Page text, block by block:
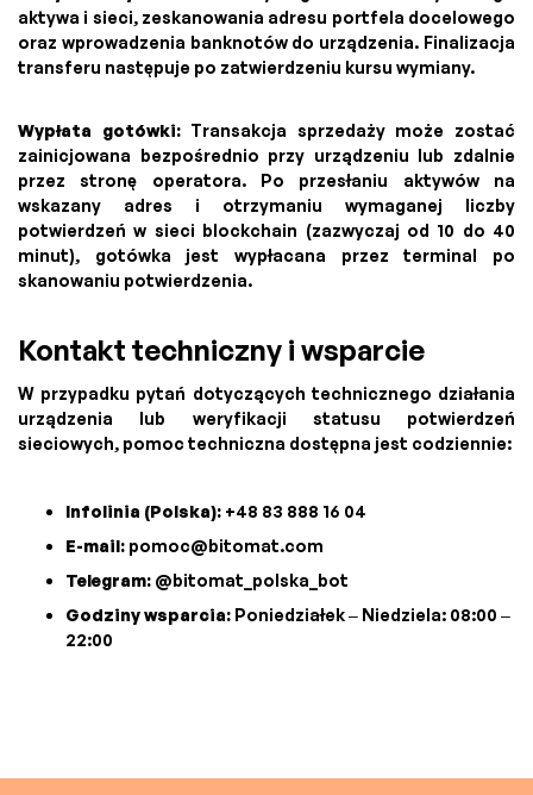
aktywa i sieci, zeskanowania adresu portfela docelowego
oraz wprowadzenia banknotów do urządzenia. Finalizacja
transferu następuje po zatwierdzeniu kursu wymiany.
Wypłata gotówki:Transakcja sprzedaży może zostać
zainicjowana bezpośrednio przy urządzeniu lub zdalnie
przez stronę operatora. Po przesłaniu aktywów na
wskazany adres i otrzymaniu wymaganej liczby
potwierdzeń w sieci blockchain (zazwyczaj od 10 do 40
minut), gotówka jest wypłacana przez terminal po
skanowaniu potwierdzenia.
Kontakt techniczny i wsparcie
W przypadku pytań dotyczących technicznego działania
urządzenia lub weryfikacji statusu potwierdzeń
sieciowych, pomoc techniczna dostępna jest codziennie:
Infolinia (Polska): +48 83 888 16 04
E-mail: pomoc@bitomat.com
Telegram: @bitomat_polska_bot
Godziny wsparcia: Poniedziałek – Niedziela: 08:00 –
22:00